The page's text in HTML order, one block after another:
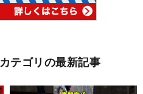
カテゴリの最新記事